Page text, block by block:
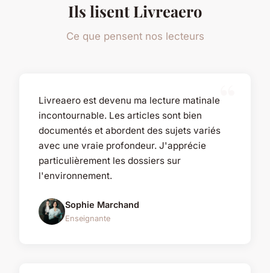
Ils lisent Livreaero
Ce que pensent nos lecteurs
Livreaero est devenu ma lecture matinale
incontournable. Les articles sont bien
documentés et abordent des sujets variés
avec une vraie profondeur. J'apprécie
particulièrement les dossiers sur
l'environnement.
Sophie Marchand
Enseignante